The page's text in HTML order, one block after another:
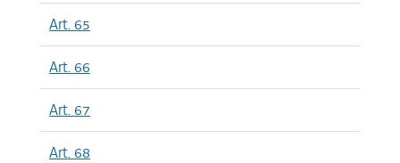
Art. 65
Art. 66
Art. 67
Art. 68